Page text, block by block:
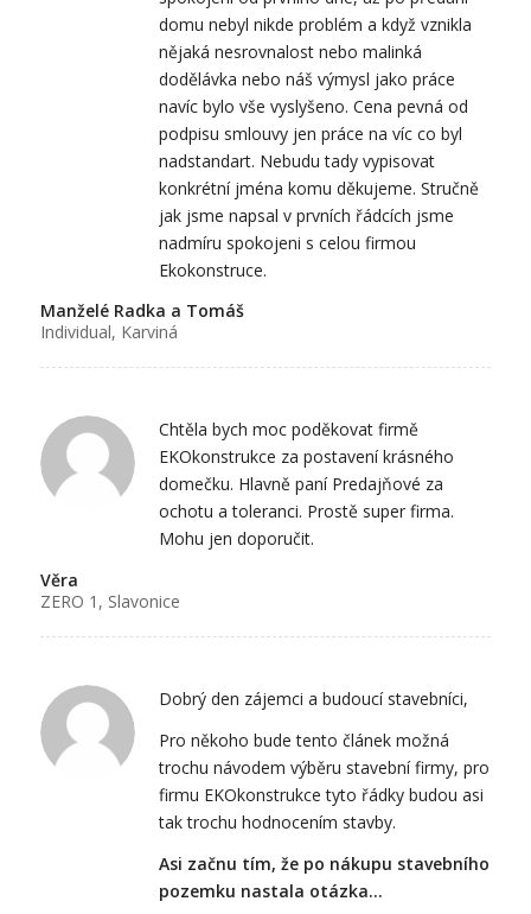
domu nebyl nikde problém a když vznikla
nějaká nesrovnalost nebo malinká
dodělávka nebo náš výmysl jako práce
navíc bylo vše vyslyšeno. Cena pevná od
podpisu smlouvy jen práce na víc co byl
nadstandart. Nebudu tady vypisovat
konkrétní jména komu děkujeme. Stručně
jak jsme napsal v prvních řádcích jsme
nadmíru spokojeni s celou firmou
Ekokonstruce.
Manželé Radka a Tomáš
Individual, Karviná
Chtěla bych moc poděkovat firmě
EKOkonstrukce za postavení krásného
domečku. Hlavně paní Predajňové za
ochotu a toleranci. Prostě super firma.
Mohu jen doporučit.
Věra
ZERO 1, Slavonice
Dobrý den zájemci a budoucí stavebníci,
Pro někoho bude tento článek možná
trochu návodem výběru stavební firmy, pro
firmu EKOkonstrukce tyto řádky budou asi
tak trochu hodnocením stavby.
Asi začnu tím, že po nákupu stavebního
pozemku nastala otázka…